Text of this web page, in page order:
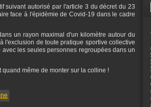
suivant autorisé par l'article 3 du décret du 23
face à l'épidèmie de Covid-19 dans le cadre
un rayon maximal d'un kilomètre autour du
l'exclusion de toute pratique sportive collective
les seules personnes regroupées dans un
même de monter sur la colline !